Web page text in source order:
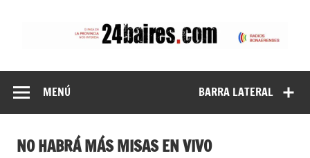
BARRA LATERAL
MENÚ
NO HABRÁ MÁS MISAS EN VIVO